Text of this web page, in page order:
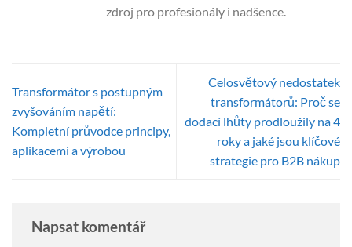
zdroj pro profesionály i nadšence.
Transformátor s postupným
zvyšováním napětí:
Kompletní průvodce principy,
aplikacemi a výrobou
Celosvětový nedostatek
transformátorů: Proč se
dodací lhůty prodloužily na 4
roky a jaké jsou klíčové
strategie pro B2B nákup
Napsat komentář